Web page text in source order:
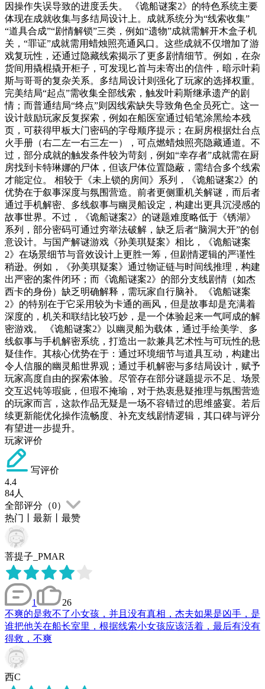
因操作失误导致的进度丢失。 《诡船谜案2》的特色系统主要
体现在成就收集与多结局设计上。成就系统分为“线索收集”
“道具合成”“剧情解锁”三类，例如“遗物”成就需解开木盒子机
关，“罪证”成就需用蜡烛照亮通风口。这些成就不仅增加了游
戏复玩性，还通过隐藏线索揭示了更多剧情细节。例如，在杂
货间用撬棍撬开柜子，可发现匕首与未寄出的信件，暗示叶莉
斯与哥哥的复杂关系。多结局设计则强化了玩家的选择权重。
完美结局“起点”需收集全部线索，触发叶莉斯继承遗产的剧
情；而普通结局“终点”则因线索缺失导致角色全员死亡。这一
设计鼓励玩家反复探索，例如在船医室通过铅笔涂黑绘本残
页，可获得甲板大门密码的字母顺序提示；在厨房根据灶台点
火手册（右二左一右三左一），可点燃蜡烛照亮隐藏通道。不
过，部分成就的触发条件较为苛刻，例如“幸存者”成就需在厨
房找到卡特琳娜的尸体，但该尸体位置隐蔽，需结合多个线索
才能定位。 相较于《未上锁的房间》系列，《诡船谜案2》的
优势在于叙事深度与氛围营造。前者更侧重机关解谜，而后者
通过手机解密、多线叙事与幽灵船设定，构建出更具沉浸感的
故事世界。不过，《诡船谜案2》的谜题难度略低于《锈湖》
系列，部分密码可通过穷举法破解，缺乏后者“脑洞大开”的创
意设计。与国产解谜游戏《孙美琪疑案》相比，《诡船谜案
2》在场景细节与音效设计上更胜一筹，但剧情逻辑的严谨性
稍逊。例如，《孙美琪疑案》通过物证链与时间线推理，构建
出严密的案件闭环；而《诡船谜案2》的部分支线剧情（如杰
西卡的身份）缺乏明确解释，需玩家自行脑补。《诡船谜案
2》的特别在于它采用较为卡通的画风，但是故事却是充满着
深度的，机关和联结比较巧妙，是一个体验起来一气呵成的解
密游戏。 《诡船谜案2》以幽灵船为载体，通过手绘美学、多
线叙事与手机解密系统，打造出一款兼具艺术性与可玩性的悬
疑佳作。其核心优势在于：通过环境细节与道具互动，构建出
令人信服的幽灵船世界观；通过手机解密与多结局设计，赋予
玩家高度自由的探索体验。尽管存在部分谜题提示不足、场景
交互迟钝等瑕疵，但瑕不掩瑜，对于热衷悬疑推理与氛围营造
的玩家而言，这款作品无疑是一场不容错过的思维盛宴。若后
续更新能优化操作流畅度、补充支线剧情逻辑，其口碑与评分
有望进一步提升。
玩家评价
写评价
4.4
84人
全部评分（0）
热门
最新 最赞
菩提子_PMAR
1
26
不爽的是救不了小女孩，并且没有真相，杰夫如果是凶手，是
谁把他关在船长室里，根据线索小女孩应该活着，最后有没有
得救，不爽
西C